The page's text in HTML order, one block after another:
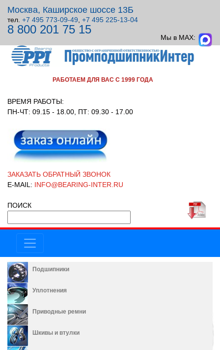
Москва, Каширское шоссе 13Б
тел. +7 495 773-09-49 +7 495 225-13-04
8 800 201 75 15
Мы в MAX:
РАБОТАЕМ ДЛЯ ВАС С 1999 ГОДА
ВРЕМЯ РАБОТЫ:
ПН-ЧТ: 09.15 - 18.00, ПТ: 09.30 - 17.00
ЗАКАЗАТЬ ОБРАТНЫЙ ЗВОНОК
E-MAIL: INFO@BEARING-INTER.RU
ПОИСК
Подшипники
Уплотнения
Приводные ремни
Шкивы и втулки